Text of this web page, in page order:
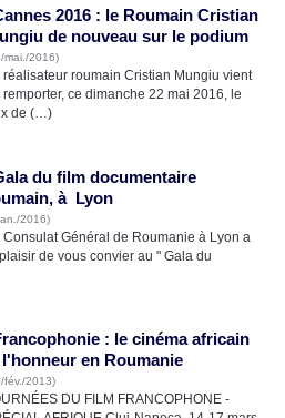
2016 : le Roumain Cristian
de nouveau sur le podium
mai./2016)
réalisateur roumain Cristian Mungiu vient
remporter, ce dimanche 22 mai 2016, le
de (…)
du film documentaire
à Lyon
2016)
Consulat Général de Roumanie à Lyon a
de vous convier au " Gala du
: le cinéma africain
en Roumanie
fév./2013)
DU FILM FRANCOPHONE -